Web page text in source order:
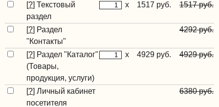
[?] Текстовый
раздел
x 1517 руб. 1517 руб.
[?] Раздел
"Контакты"
4292 руб.
[?] Раздел "Каталог"
(Товары,
продукция, услуги)
x 4929 руб. 4929 руб.
[?] Личный кабинет
посетителя
6380 руб.